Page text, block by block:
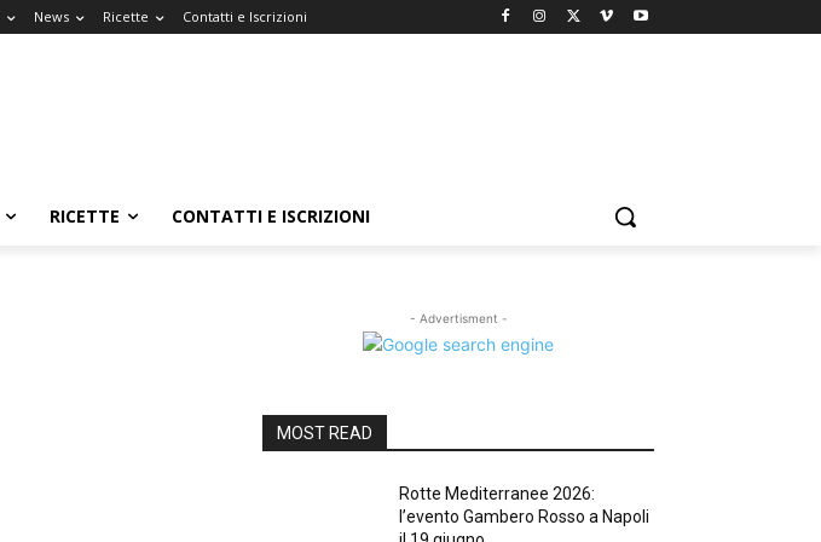
News Ricette Contatti e Iscrizioni
RICETTE CONTATTI E ISCRIZIONI
- Advertisment -
MOST READ
Rotte Mediterranee 2026:
l’evento Gambero Rosso a Napoli